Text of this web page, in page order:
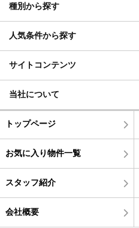
種別から探す
人気条件から探す
サイトコンテンツ
当社について
トップページ
お気に入り物件一覧
スタッフ紹介
会社概要